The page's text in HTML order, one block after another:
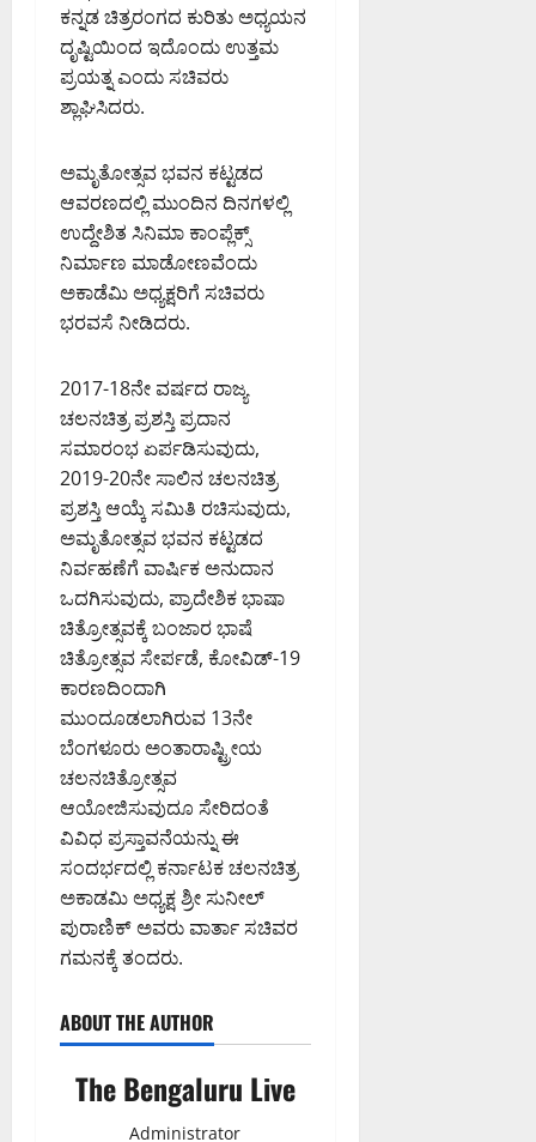
ಕನ್ನಡ ಚಿತ್ರರಂಗದ ಕುರಿತು ಅಧ್ಯಯನ
ದೃಷ್ಟಿಯಿಂದ ಇದೊಂದು ಉತ್ತಮ
ಪ್ರಯತ್ನ ಎಂದು ಸಚಿವರು
ಶ್ಲಾಘಿಸಿದರು.
ಅಮೃತೋತ್ಸವ ಭವನ ಕಟ್ಟಡದ
ಆವರಣದಲ್ಲಿ ಮುಂದಿನ ದಿನಗಳಲ್ಲಿ
ಉದ್ದೇಶಿತ ಸಿನಿಮಾ ಕಾಂಪ್ಲೆಕ್ಸ್
ನಿರ್ಮಾಣ ಮಾಡೋಣವೆಂದು
ಅಕಾಡೆಮಿ ಅಧ್ಯಕ್ಷರಿಗೆ ಸಚಿವರು
ಭರವಸೆ ನೀಡಿದರು.
2017-18ನೇ ವರ್ಷದ ರಾಜ್ಯ
ಚಲನಚಿತ್ರ ಪ್ರಶಸ್ತಿ ಪ್ರದಾನ
ಸಮಾರಂಭ ಏರ್ಪಡಿಸುವುದು,
2019-20ನೇ ಸಾಲಿನ ಚಲನಚಿತ್ರ
ಪ್ರಶಸ್ತಿ ಆಯ್ಕೆ ಸಮಿತಿ ರಚಿಸುವುದು,
ಅಮೃತೋತ್ಸವ ಭವನ ಕಟ್ಟಡದ
ನಿರ್ವಹಣೆಗೆ ವಾರ್ಷಿಕ ಅನುದಾನ
ಒದಗಿಸುವುದು, ಪ್ರಾದೇಶಿಕ ಭಾಷಾ
ಚಿತ್ರೋತ್ಸವಕ್ಕೆ ಬಂಜಾರ ಭಾಷೆ
ಚಿತ್ರೋತ್ಸವ ಸೇರ್ಪಡೆ, ಕೋವಿಡ್-19
ಕಾರಣದಿಂದಾಗಿ
ಮುಂದೂಡಲಾಗಿರುವ 13ನೇ
ಬೆಂಗಳೂರು ಅಂತಾರಾಷ್ಟ್ರೀಯ
ಚಲನಚಿತ್ರೋತ್ಸವ
ಆಯೋಜಿಸುವುದೂ ಸೇರಿದಂತೆ
ವಿವಿಧ ಪ್ರಸ್ತಾವನೆಯನ್ನು ಈ
ಸಂದರ್ಭದಲ್ಲಿ ಕರ್ನಾಟಕ ಚಲನಚಿತ್ರ
ಅಕಾಡಮಿ ಅಧ್ಯಕ್ಷ ಶ್ರೀ ಸುನೀಲ್
ಪುರಾಣಿಕ್ ಅವರು ವಾರ್ತಾ ಸಚಿವರ
ಗಮನಕ್ಕೆ ತಂದರು.
ABOUT THE AUTHOR
The Bengaluru Live
Administrator